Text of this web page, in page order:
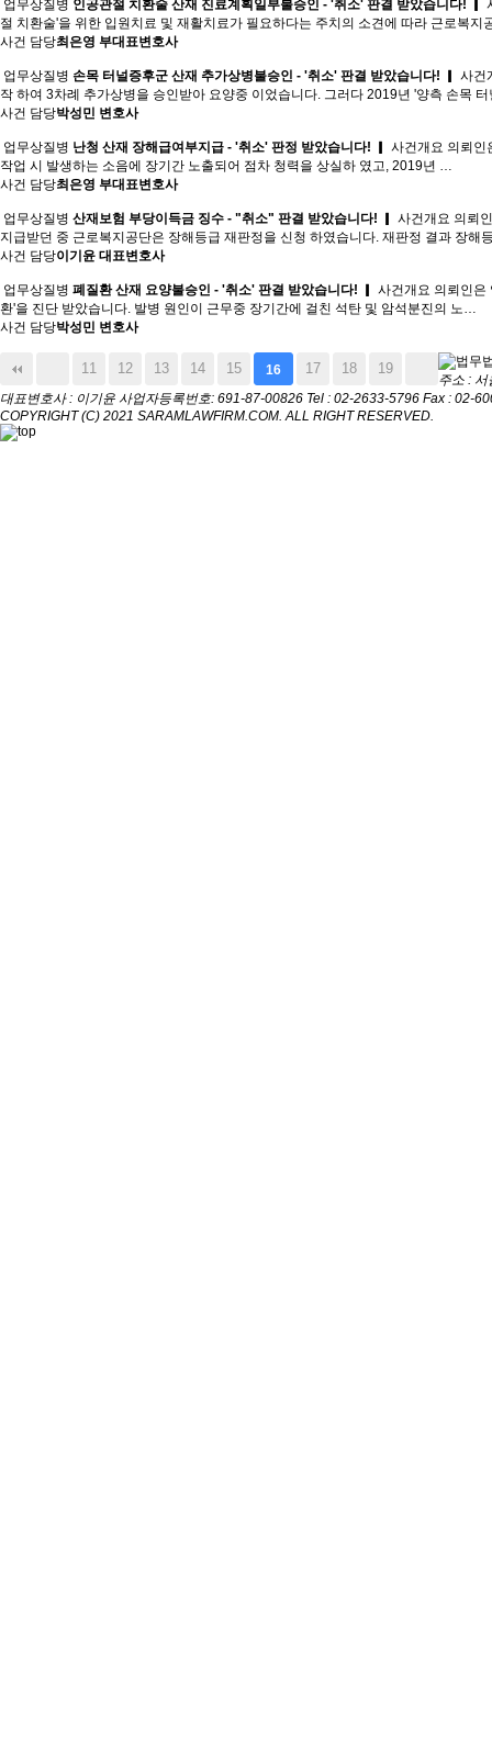
업무상질병 인공관절 치환술 산재 진료계획일부불승인 - '취소' 판결 받았습니다!
▎
절 치환술'을 위한 입원치료 및 재활치료가 필요하다는 주치의 소견에 따라 근로복
사건 담당최은영 부대표변호사
업무상질병 손목 터널증후군 산재 추가상병불승인 - '취소' 판결 받았습니다!
▎ 사건
작 하여 3차례 추가상병을 승인받아 요양중 이었습니다. 그러다 2019년 '양측 손목
사건 담당박성민 변호사
업무상질병 난청 산재 장해급여부지급 - '취소' 판정 받았습니다!
▎ 사건개요 의뢰
작업 시 발생하는 소음에 장기간 노출되어 점차 청력을 상실하 였고, 2019년 …
사건 담당최은영 부대표변호사
업무상질병 산재보험 부당이득금 징수 - "취소" 판결 받았습니다!
▎ 사건개요 의뢰
지급받던 중 근로복지공단은 장해등급 재판정을 신청 하였습니다. 재판정 결과 장해
사건 담당이기윤 대표변호사
업무상질병 폐질환 산재 요양불승인 - '취소' 판결 받았습니다!
▎ 사건개요 의뢰인
환'을 진단 받았습니다. 발병 원인이 근무중 장기간에 걸친 석탄 및 암석분진의 노…
사건 담당박성민 변호사
11 12 13 14 15 16 17 18 19
주소 :
대표변호사 : 이기윤 사업자등록번호: 691-87-00826 Tel : 02-2633-5796 Fax : 02-
COPYRIGHT (C) 2021 SARAMLAWFIRM.COM. ALL RIGHT RESERVED.